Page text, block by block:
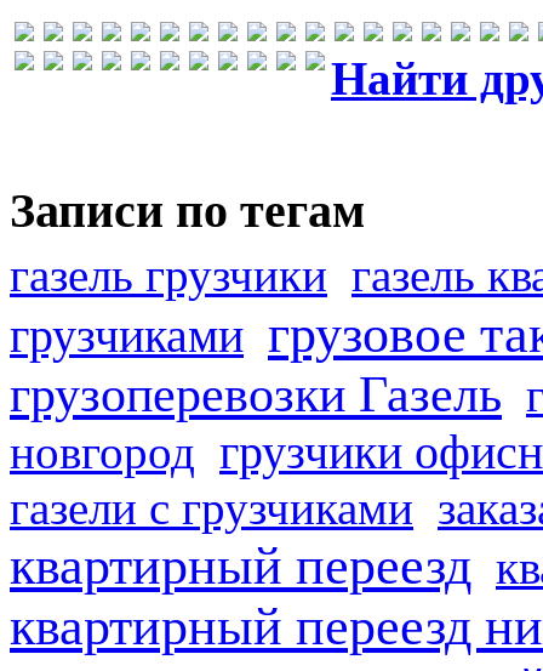
Найти
Записи по тегам
газель грузчики газель
грузчиками грузовое
грузоперевозки Газель
новгород грузчики
газели с грузчиками
квартирный переезд
квартирный переезд